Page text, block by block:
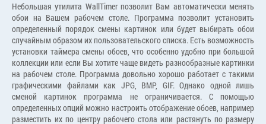
Небольшая утилита WallTimer позволит Вам автоматически менять
обои на Вашем рабочем столе. Программа позволит установить
определенный порядок смены картинок или будет выбирать обои
случайным образом их пользовательского списка. Есть возможность
установки таймера смены обоев, что особенно удобно при большой
коллекции или если Вы хотите чаще видеть разнообразные картинки
на рабочем столе. Программа довольно хорошо работает с такими
графическими файлами как JPG, BMP, GIF. Однако одной лишь
сменой картинок программа не ограничивается. С помощью
определенных опций можно настроить отображение обоев, например
разместить их по центру рабочего стола или растянуть по размеру